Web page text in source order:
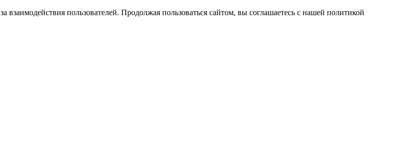
пользователей. Продолжая пользоваться сайтом, вы соглашаетесь с нашей политикой